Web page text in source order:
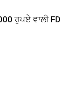
ਰੁਪਏ ਵਾਲੀ FD